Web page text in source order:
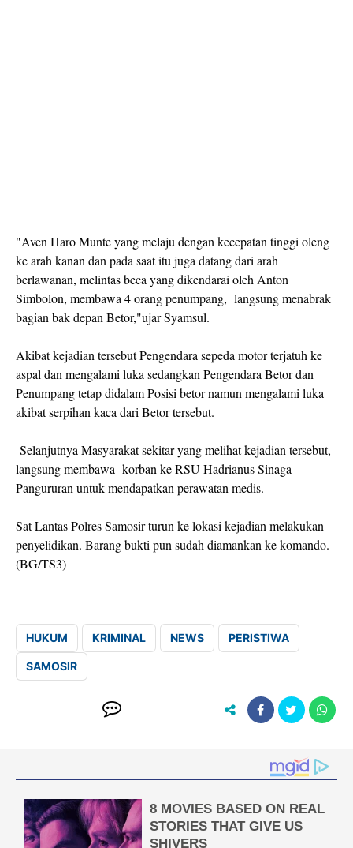
"Aven Haro Munte yang melaju dengan kecepatan tinggi oleng
ke arah kanan dan pada saat itu juga datang dari arah
berlawanan, melintas beca yang dikendarai oleh Anton
Simbolon, membawa 4 orang penumpang, langsung menabrak
bagian bak depan Betor,"ujar Syamsul.
Akibat kejadian tersebut Pengendara sepeda motor terjatuh ke
aspal dan mengalami luka sedangkan Pengendara Betor dan
Penumpang tetap didalam Posisi betor namun mengalami luka
akibat serpihan kaca dari Betor tersebut.
Selanjutnya Masyarakat sekitar yang melihat kejadian tersebut,
langsung membawa korban ke RSU Hadrianus Sinaga
Pangururan untuk mendapatkan perawatan medis.
Sat Lantas Polres Samosir turun ke lokasi kejadian melakukan
penyelidikan. Barang bukti pun sudah diamankan ke komando.
(BG/TS3)
HUKUM KRIMINAL NEWS PERISTIWA
SAMOSIR